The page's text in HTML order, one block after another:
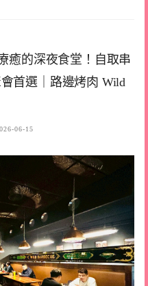
癒的深夜食堂！自取串
首選｜路邊烤肉 Wild
06-15